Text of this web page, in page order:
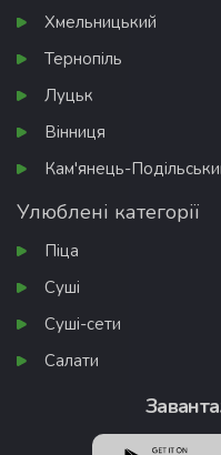
Хмельницький
Тернопіль
Луцьк
Вінниця
Кам'янець-
Улюблені категорії
Піца
Суші
Суші-сети
Салати